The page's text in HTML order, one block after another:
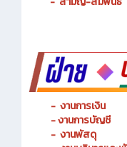
- งานการเงิน
-งานการบัญชี
- งานพัสดุ